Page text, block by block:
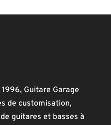
Guitare Garage
de customisation,
guitares et basses à